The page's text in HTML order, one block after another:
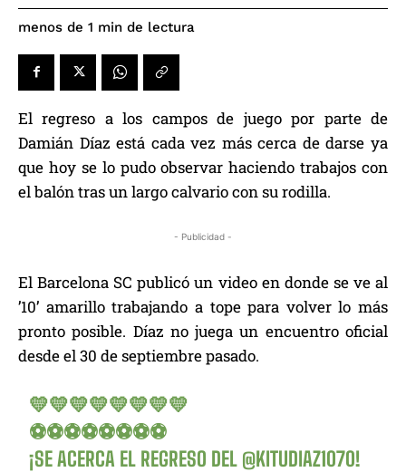
menos de 1 min de lectura
El regreso a los campos de juego por parte de
Damián Díaz está cada vez más cerca de darse ya
que hoy se lo pudo observar haciendo trabajos con
el balón tras un largo calvario con su rodilla.
- Publicidad -
El Barcelona SC publicó un video en donde se ve al
’10’ amarillo trabajando a tope para volver lo más
pronto posible. Díaz no juega un encuentro oficial
desde el 30 de septiembre pasado.
💛💛💛💛💛💛💛💛
⚽⚽⚽⚽⚽⚽⚽⚽
¡SE ACERCA EL REGRESO DEL @KITUDIAZ1070!